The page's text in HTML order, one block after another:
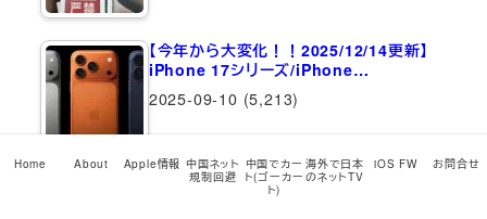
【今年から大変化！！2025/12/14更新】
iPhone 17シリーズ/iPhone…
2025-09-10 (5,213)
最近のコメント
Home About Apple情報 中国ネット
規制回避
中国でカー
ト(ゴーカー
ト)
海外で日本
のネットTV
iOS FW お問合せ